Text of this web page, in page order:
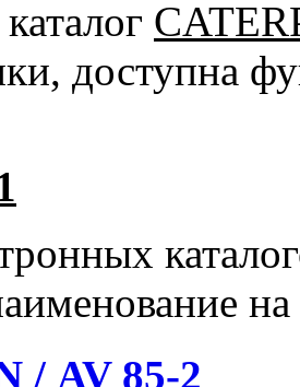
доступна
на
/ AV 85-2